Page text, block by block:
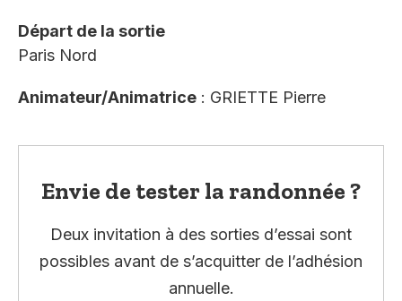
Départ de la sortie
Paris Nord
Animateur/Animatrice : GRIETTE Pierre
Envie de tester la randonnée ?
Deux invitation à des sorties d’essai sont
possibles avant de s’acquitter de l’adhésion
annuelle.